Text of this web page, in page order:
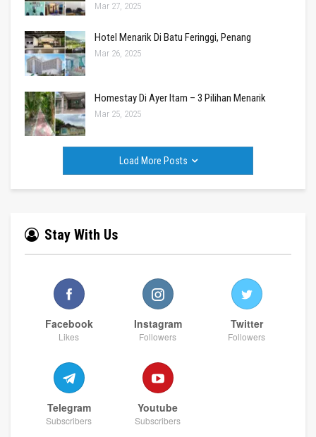
Mar 27, 2025
Hotel Menarik Di Batu Feringgi, Penang
Mar 26, 2025
Homestay Di Ayer Itam – 3 Pilihan Menarik
Mar 25, 2025
Load More Posts
Stay With Us
Facebook
Likes
Instagram
Followers
Twitter
Followers
Telegram
Subscribers
Youtube
Subscribers